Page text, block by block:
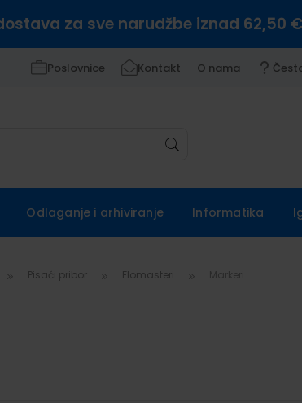
za sve narudžbe iznad 62,50 €
Poslovnice Kontakt O nama
Odlaganje i arhiviranje Informatika
Pisaći pribor Flomasteri